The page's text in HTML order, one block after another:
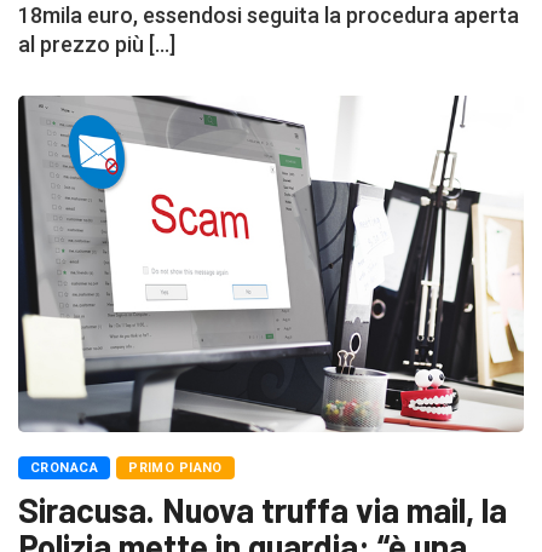
18mila euro, essendosi seguita la procedura aperta
al prezzo più […]
CRONACA PRIMO PIANO
Siracusa. Nuova truffa via mail, la